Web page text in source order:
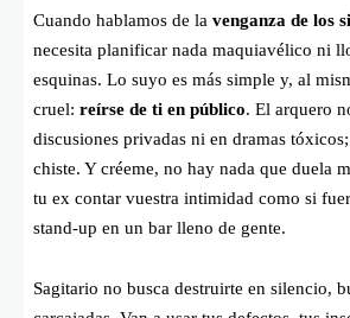
Cuando hablamos de la venganza de los
necesita planificar nada maquiavélico ni
esquinas. Lo suyo es más simple y, al
cruel: reírse de ti en público. El arquero
discusiones privadas ni en dramas
chiste. Y créeme, no hay nada que duela
tu ex contar vuestra intimidad como si
stand-up en un bar lleno de gente.
Sagitario no busca destruirte en silencio,